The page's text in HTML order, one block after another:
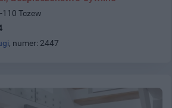
Tczew
, numer: 2447